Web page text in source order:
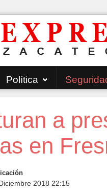
Política
a
en
2018 22:15